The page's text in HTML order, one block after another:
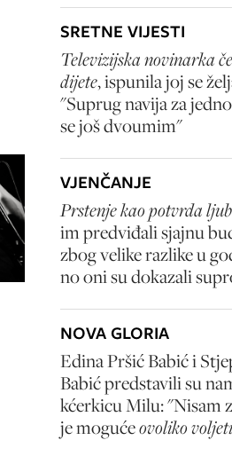
SRETNE VIJESTI
Televizijska novinarka
dijete, ispunila joj se
"Suprug navija za
se još dvoumim"
VJENČANJE
Prstenje kao potvrda
im predviđali sjajnu
zbog velike razlike u
no oni su dokazali
NOVA GLORIA
Edina Pršić Babić i
Babić predstavili su
kćerkicu Milu: "Nisam
je mogućeovoliko voljeti